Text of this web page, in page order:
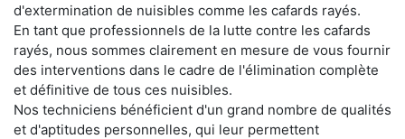
d'extermination de nuisibles comme les cafards rayés.
En tant que professionnels de la lutte contre les cafards
rayés, nous sommes clairement en mesure de vous fournir
des interventions dans le cadre de l'élimination complète
et définitive de tous ces nuisibles.
Nos techniciens bénéficient d'un grand nombre de qualités
et d'aptitudes personnelles, qui leur permettent